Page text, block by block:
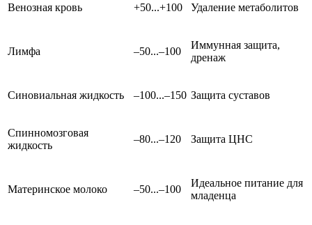
Венозная кровь +50...+100 Удаление метаболитов
Лимфа –50...–100
Иммунная защита,
дренаж
Синовиальная жидкость –100...–150 Защита суставов
Спинномозговая
жидкость
–80...–120 Защита ЦНС
Материнское молоко –50...–100
Идеальное питание для
младенца